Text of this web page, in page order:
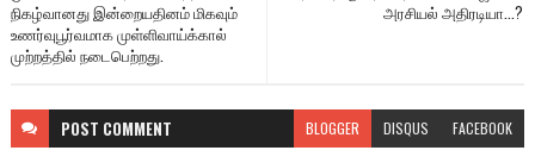
அரசியல் அதிரடியா...?
நிகழ்வானது இன்றையதினம் மிகவும்
உணர்வுபூர்வமாக முள்ளிவாய்க்கால்
முற்றத்தில் நடைபெற்றது.
POST COMMENT BLOGGER DISQUS FACEBOOK